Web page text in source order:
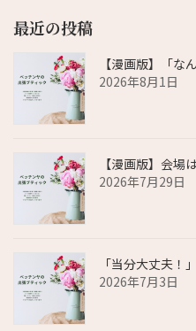
最近の投稿
【漫画版】「な
2026年8月1日
【漫画版】会場
2026年7月29日
「当分大丈夫！
2026年7月3日